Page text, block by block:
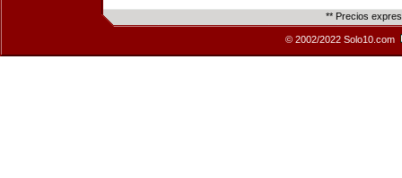
** Precios
© 2002/2022 Solo10.com